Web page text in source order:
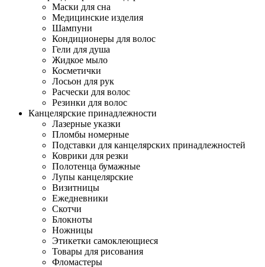
Маски для сна
Медицинские изделия
Шампуни
Кондиционеры для волос
Гели для душа
Жидкое мыло
Косметички
Лосьон для рук
Расчески для волос
Резинки для волос
Канцелярские принадлежности
Лазерные указки
Пломбы номерные
Подставки для канцелярских принадлежностей
Коврики для резки
Полотенца бумажные
Лупы канцелярские
Визитницы
Ежедневники
Скотчи
Блокноты
Ножницы
Этикетки самоклеющиеся
Товары для рисования
Фломастеры